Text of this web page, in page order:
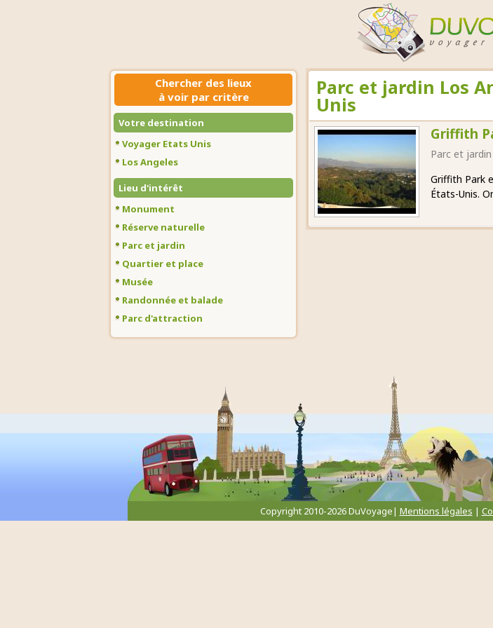
Chercher des lieux
à voir par critère
Votre destination
Voyager Etats Unis
Los Angeles
Lieu d'intérêt
Monument
Réserve naturelle
Parc et jardin
Quartier et place
Musée
Randonnée et balade
Parc d'attraction
Parc et jardin Los
Unis
Griffith
Parc et jardin
Griffith Park
États-Unis.
Copyright 2010-2026 DuVoyage| Mentions légales |